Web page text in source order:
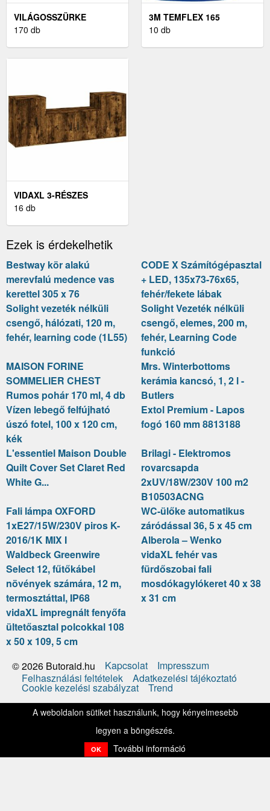
VILÁGOSSZÜRKE
SZÖVET RUGÓS ÁGY
170 db
3M TEMFLEX 165
ELEKTROMOS
10 db
VIDAXL 3-RÉSZES
FÜSTÖS TÖLGYSZÍNŰ
16 db
Ezek is érdekelhetik
Bestway kör alakú
merevfalú medence vas
kerettel 305 x 76
CODE X Számítógépasztal
+ LED, 135x73-76x65,
fehér/fekete lábak
Solight vezeték nélküli
csengő, hálózati, 120 m,
fehér, learning code (1L55)
Solight Vezeték nélküli
csengő, elemes, 200 m,
fehér, Learning Code
funkció
MAISON FORINE
SOMMELIER CHEST
Rumos pohár 170 ml, 4 db
Mrs. Winterbottoms
kerámia kancsó, 1, 2 l -
Butlers
Vízen lebegő felfújható
úszó fotel, 100 x 120 cm,
kék
Extol Premium - Lapos
fogó 160 mm 8813188
L'essentiel Maison Double
Quilt Cover Set Claret Red
White G...
Brilagi - Elektromos
rovarcsapda
2xUV/18W/230V 100 m2
B10503ACNG
Fali lámpa OXFORD
1xE27/15W/230V piros K-
2016/1K MIX I
WC-ülőke automatikus
záródással 36, 5 x 45 cm
Alberola – Wenko
Waldbeck Greenwire
Select 12, fűtőkábel
növények számára, 12 m,
termosztáttal, IP68
vidaXL fehér vas
fürdőszobai fali
mosdókagylókeret 40 x 38
x 31 cm
vidaXL impregnált fenyőfa
ültetőasztal polcokkal 108
x 50 x 109, 5 cm
© 2026 Butoraid.hu
Kapcsolat
Impresszum
Felhasználási feltételek
Adatkezelési tájékoztató
Cookie kezelési szabályzat Trend
A weboldalon sütiket használunk, hogy kényelmesebb
legyen a böngészés.
OK További információ